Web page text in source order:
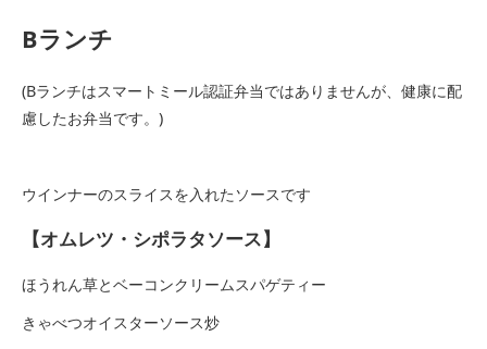
Bランチ
(Bランチはスマートミール認証弁当ではありませんが、健康に配
慮したお弁当です。)
ウインナーのスライスを入れたソースです
【オムレツ・シポラタソース】
ほうれん草とベーコンクリームスパゲティー
きゃべつオイスターソース炒